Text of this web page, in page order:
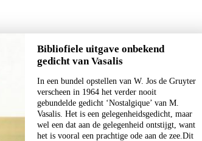
Bibliofiele uitgave onbekend
gedicht van Vasalis
In een bundel opstellen van W. Jos de Gruyter
verscheen in 1964 het verder nooit
gebundelde gedicht ‘Nostalgique’ van M.
Vasalis. Het is een gelegenheidsgedicht, maar
wel een dat aan de gelegenheid ontstijgt, want
het is vooral een prachtige ode aan de zee.Dit